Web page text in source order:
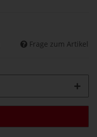
Frage zum Artikel